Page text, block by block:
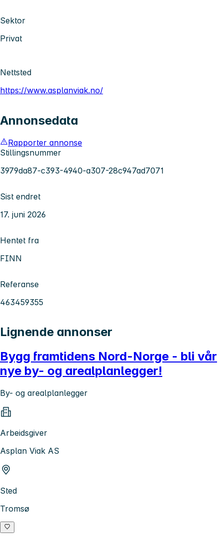
Sektor
Privat
Nettsted
https://www.asplanviak.no/
Annonsedata
Rapporter annonse
Stillingsnummer
3979da87-c393-4940-a307-28c947ad7071
Sist endret
17. juni 2026
Hentet fra
FINN
Referanse
463459355
Lignende annonser
Bygg framtidens Nord-Norge - bli vår
nye by- og arealplanlegger!
By- og arealplanlegger
Arbeidsgiver
Asplan Viak AS
Sted
Tromsø